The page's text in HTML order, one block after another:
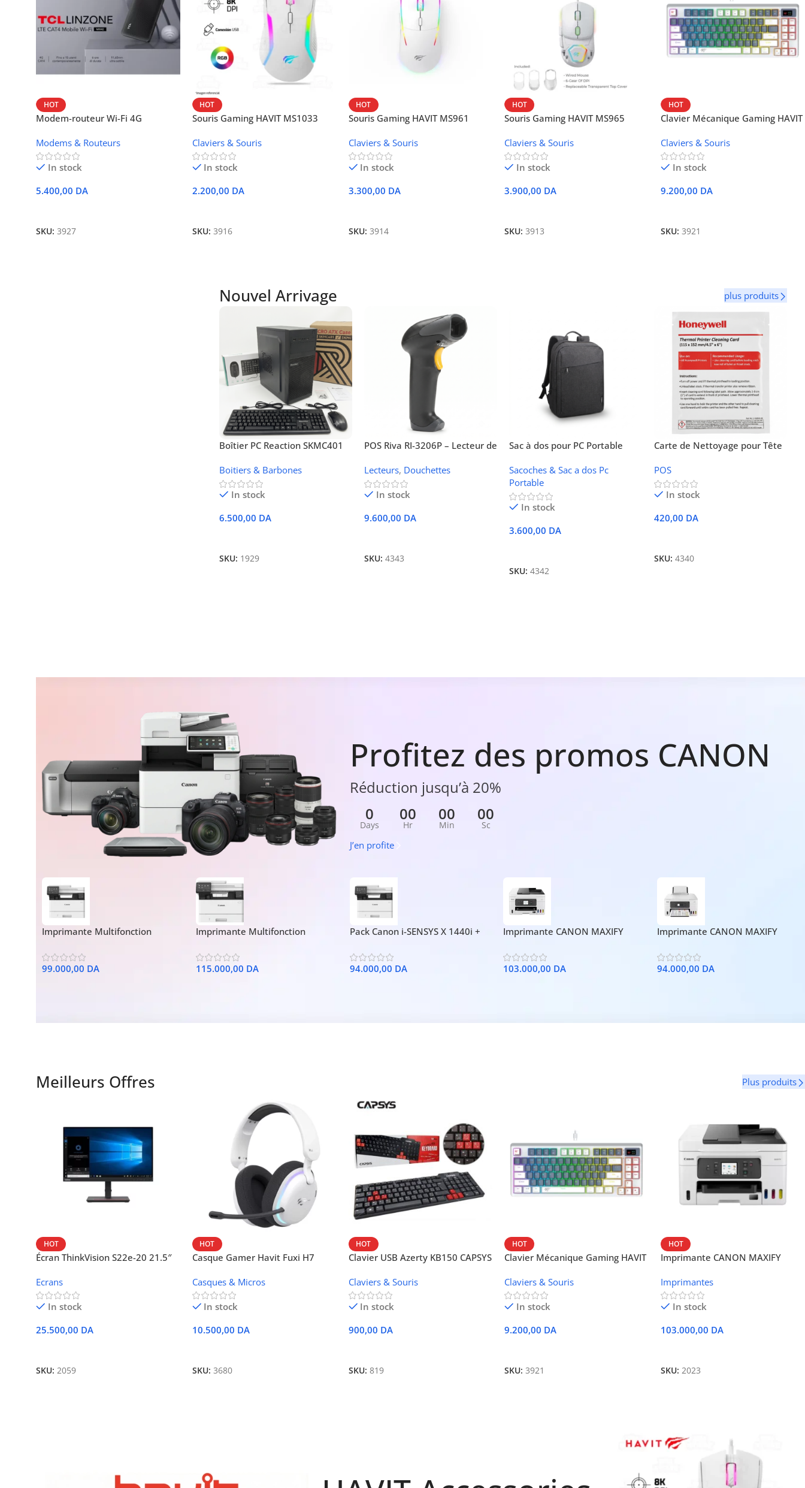
HOT
Modem-routeur Wi-Fi 4G
Modems & Routeurs
In stock
5.400,00 DA
SKU: 3927
HOT
Souris Gaming HAVIT MS1033
Claviers & Souris
In stock
2.200,00 DA
SKU: 3916
HOT
Souris Gaming HAVIT MS961
Claviers & Souris
In stock
3.300,00 DA
SKU: 3914
HOT
Souris Gaming HAVIT MS965
Claviers & Souris
In stock
3.900,00 DA
SKU:3913
HOT
Clavier Mécanique Gaming HAVIT
Claviers & Souris
In stock
9.200,00 DA
SKU:3921
Nouvel Arrivage​ plus produits
Boîtier PC Reaction SKMC401
Barebone avec Clavier et
Souris R-805 Inclus)
Boitiers & Barbones
In stock
6.500,00 DA
SKU: 1929
POS Riva RI-3206P – Lecteur de
Lecteurs, Douchettes
In stock
9.600,00 DA
SKU: 4343
Sac à dos pour PC Portable
Noir Original
Sacoches & Sac a dos Pc
Portable
In stock
3.600,00 DA
SKU: 4342
Carte de Nettoyage pour Tête
Honeywell (1-110501-00)
POS
In stock
420,00 DA
SKU: 4340
Profitez des promos CANON
Réduction jusqu’à 20%
0
Days
00
Hr
00
Min
00
Sc
J’en profite
Imprimante Multifonction
MF463dw
99.000,00 DA
Imprimante Multifonction
MF465dw
115.000,00 DA
Pack Canon i-SENSYS X 1440i +
94.000,00 DA
Imprimante CANON MAXIFY
103.000,00 DA
Imprimante CANON MAXIFY
94.000,00 DA
Meilleurs Offres Plus produits
HOT
Écran ThinkVision S22e-20 21.5″
Ecrans
In stock
25.500,00 DA
SKU: 2059
HOT
Casque Gamer Havit Fuxi H7
Casques & Micros
In stock
10.500,00 DA
SKU: 3680
HOT
Clavier USB Azerty KB150 CAPSYS
Claviers & Souris
In stock
900,00 DA
SKU: 819
HOT
Clavier Mécanique Gaming HAVIT
Claviers & Souris
In stock
9.200,00 DA
SKU:3921
HOT
Imprimante CANON MAXIFY
Imprimantes
In stock
103.000,00 DA
SKU:2023